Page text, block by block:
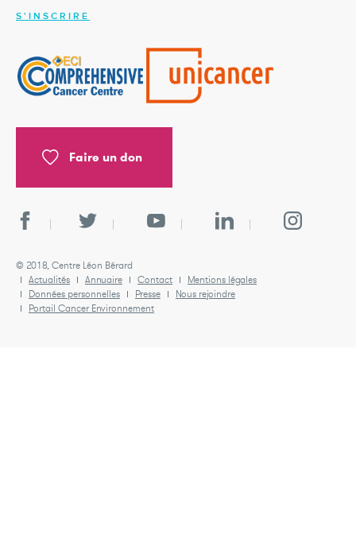
S'INSCRIRE
Faire un don
© 2018, Centre Léon Bérard
Actualités
Annuaire Contact
Mentions légales
Données personnelles
Presse
Nous rejoindre
Portail Cancer Environnement